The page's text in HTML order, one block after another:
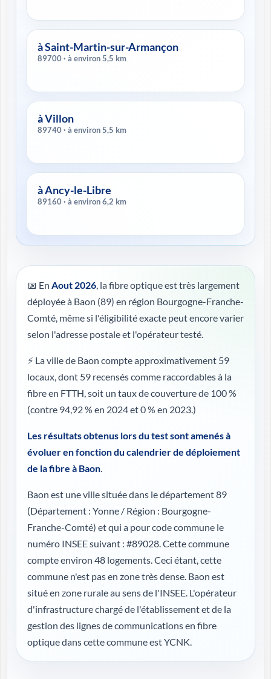
à Saint-Martin-sur-Armançon
89700 · à environ 5,5 km
à Villon
89740 · à environ 5,5 km
à Ancy-le-Libre
89160 · à environ 6,2 km
📅 En Aout 2026, la fibre optique est très largement
déployée à Baon (89) en région Bourgogne-Franche-
Comté, même si l'éligibilité exacte peut encore varier
selon l'adresse postale et l'opérateur testé.
⚡ La ville de Baon compte approximativement 59
locaux, dont 59 recensés comme raccordables à la
fibre en FTTH, soit un taux de couverture de 100 %
(contre 94,92 % en 2024 et 0 % en 2023.)
Les résultats obtenus lors du test sont amenés à
évoluer en fonction du calendrier de déploiement
de la fibre à Baon.
Baon est une ville située dans le département 89
(Département : Yonne / Région : Bourgogne-
Franche-Comté) et qui a pour code commune le
numéro INSEE suivant : #89028. Cette commune
compte environ 48 logements. Ceci étant, cette
commune n'est pas en zone très dense. Baon est
situé en zone rurale au sens de l'INSEE. L'opérateur
d'infrastructure chargé de l'établissement et de la
gestion des lignes de communications en fibre
optique dans cette commune est YCNK.